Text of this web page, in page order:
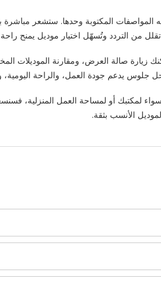
المكتوبة وحدها. ستشعر مباشرة
من التردد وتُسهّل اختيار موديل يمنح
زيارة صالة العرض، ومقارنة الموديلات
يدعم جودة العمل، والراحة اليومية،
سواء لمكتبك أو لمساحة العمل المنزلية،
الأنسب بثقة.